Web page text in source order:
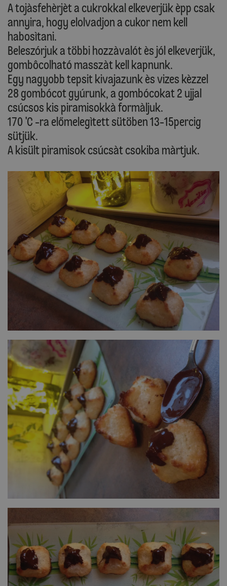
A tojàsfehèrjèt a cukrokkal elkeverjük èpp csak
annyira, hogy elolvadjon a cukor nem kell
habosìtani.
Beleszórjuk a többi hozzàvalót ès jól elkeverjük,
gombôcolható masszàt kell kapnunk.
Egy nagyobb tepsit kivajazunk ès vizes kèzzel
28 gombócot gyúrunk, a gombócokat 2 ujjal
csúcsos kis piramisokkà formàljuk.
170 'C -ra előmelegìtett sütöben 13-15percig
sütjük.
A kisült piramisok csúcsàt csokiba màrtjuk.